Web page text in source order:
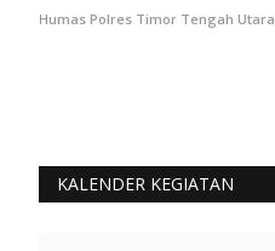
Humas Polres Timor Tengah Utara
KALENDER KEGIATAN